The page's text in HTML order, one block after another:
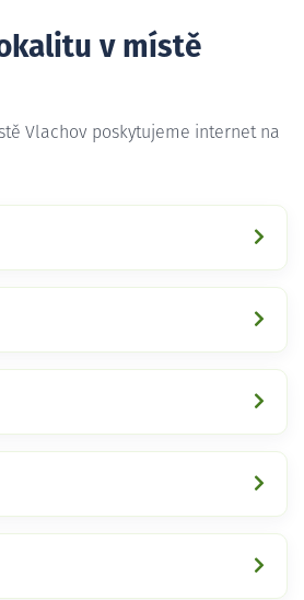
v místě
Vlachov poskytujeme internet na